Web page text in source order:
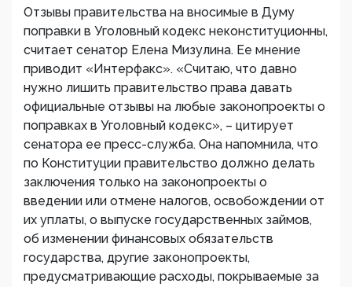
Отзывы правительства на вносимые в Думу
поправки в Уголовный кодекс неконституционны,
считает сенатор Елена Мизулина. Ее мнение
приводит «Интерфакс». «Считаю, что давно
нужно лишить правительство права давать
официальные отзывы на любые законопроекты о
поправках в Уголовный кодекс», – цитирует
сенатора ее пресс-служба. Она напомнила, что
по Конституции правительство должно делать
заключения только на законопроекты о
введении или отмене налогов, освобождении от
их уплаты, о выпуске государственных займов,
об изменении финансовых обязательств
государства, другие законопроекты,
предусматривающие расходы, покрываемые за